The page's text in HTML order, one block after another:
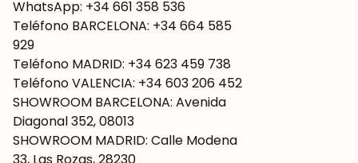
WhatsApp: +34 661 358 536
Teléfono BARCELONA: +34 664 585
929
Teléfono MADRID: +34 623 459 738
Teléfono VALENCIA: +34 603 206 452
SHOWROOM BARCELONA: Avenida
Diagonal 352, 08013
SHOWROOM MADRID: Calle Modena